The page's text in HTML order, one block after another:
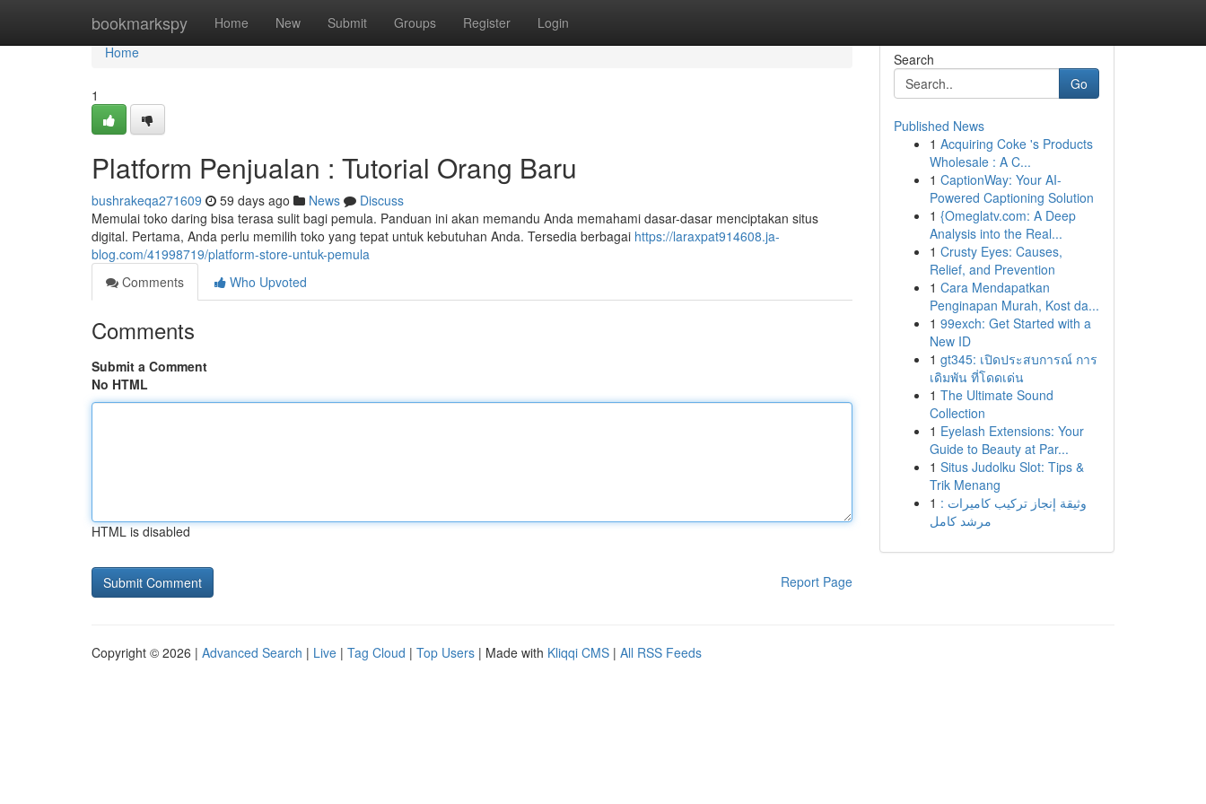
bookmarkspy Home New Submit Groups Register Login
Home
Home
1
Platform Penjualan : Tutorial Orang Baru
bushrakeqa271609 59 days ago News
Discuss
Memulai toko daring bisa terasa sulit bagi pemula. Panduan ini akan memandu Anda memahami dasar-dasar menciptakan situs
digital. Pertama, Anda perlu memilih toko yang tepat untuk kebutuhan Anda. Tersedia berbagai https://laraxpat914608.ja-
blog.com/41998719/platform-store-untuk-pemula
Comments
Who Upvoted
Comments
Submit a Comment
No HTML
HTML is disabled
Report Page
Search
Go
Published News
1 Acquiring Coke 's Products
Wholesale : A C...
1 CaptionWay: Your AI-
Powered Captioning Solution
1 {Omeglatv.com: A Deep
Analysis into the Real...
1 Crusty Eyes: Causes,
Relief, and Prevention
1 Cara Mendapatkan
Penginapan Murah, Kost da...
1 99exch: Get Started with a
New ID
1 gt345: เปิดประสบการณ์ การ
เดิมพัน ที่โดดเด่น
1 The Ultimate Sound
Collection
1 Eyelash Extensions: Your
Guide to Beauty at Par...
1 Situs Judolku Slot: Tips &
Trik Menang
1 وثيقة إنجاز تركيب كاميرات :
مرشد كامل
Copyright © 2026 | Advanced Search | Live | Tag Cloud | Top Users | Made with Kliqqi CMS | All RSS Feeds